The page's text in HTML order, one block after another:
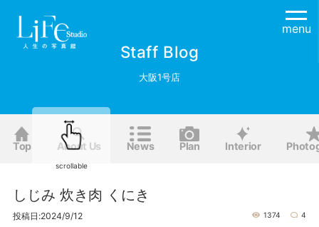
menu
Staff Blog
大阪1号店
Top About Us News Plan Interior
しじみ 炊き肉 くにき
投稿日:2024/9/12 1374 4